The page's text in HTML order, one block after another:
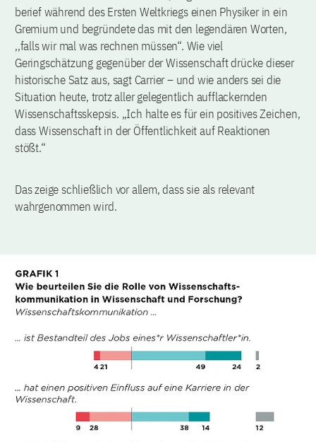
berief während des Ersten Weltkriegs einen Physiker in ein
Gremium und begründete das mit den legendären Worten,
,,falls wir mal was rechnen müssen“. Wie viel
Geringschätzung gegenüber der Wissenschaft drücke dieser
historische Satz aus, sagt Carrier – und wie anders sei die
Situation heute, trotz aller gelegentlich aufflackernden
Wissenschaftsskepsis. „Ich halte es für ein positives Zeichen,
dass Wissenschaft in der Öffentlichkeit auf Reaktionen
stößt.“
Das zeige schließlich vor allem, dass sie als relevant
wahrgenommen wird.